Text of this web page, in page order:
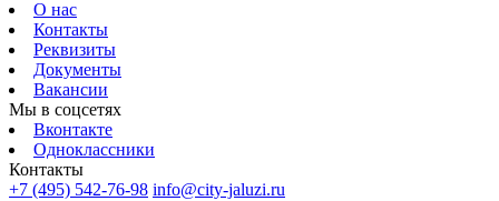
О нас
Контакты
Реквизиты
Документы
Вакансии
Мы в соцсетях
Вконтакте
Одноклассники
Контакты
+7 (495) 542-76-98 info@city-jaluzi.ru